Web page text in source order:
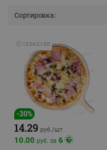
Сортировка:
🕘 12:00-21:00
-30%
14.29 руб./шт
10.00 руб. за 6